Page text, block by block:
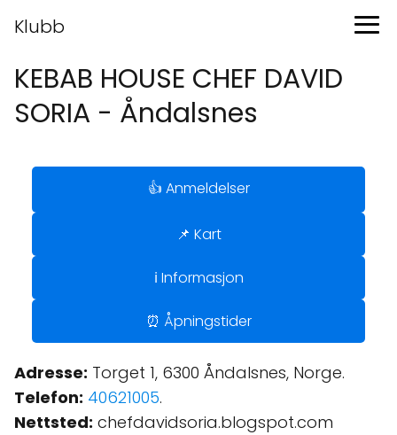
Klubb
KEBAB HOUSE CHEF DAVID
SORIA - Åndalsnes
👍 Anmeldelser
📌 Kart
ℹ️ Informasjon
⏰ Åpningstider
Adresse: Torget 1, 6300 Åndalsnes, Norge.
Telefon: 40621005.
Nettsted: chefdavidsoria.blogspot.com